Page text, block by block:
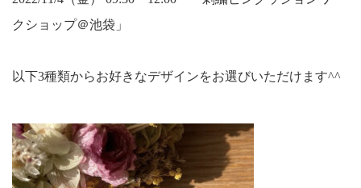
クショップ＠池袋」
以下3種類からお好きなデザインをお選びいただけます^^